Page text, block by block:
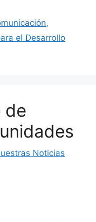
,
el Desarrollo
de
Noticias